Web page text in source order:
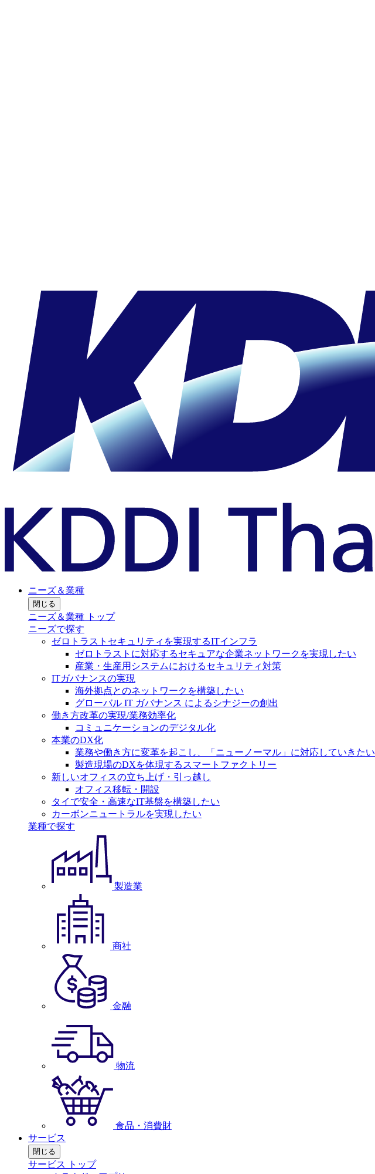
ニーズ＆業種
閉じる
ニーズ＆業種 トップ
ニーズで探す
ゼロトラストセキュリティを実現するITインフラ
ゼロトラストに対応するセキュアな企業ネットワークを実現したい
産業・生産用システムにおけるセキュリティ対策
ITガバナンスの実現
海外拠点とのネットワークを構築したい
グローバル IT ガバナンス によるシナジーの創出
働き方改革の実現/業務効率化
コミュニケーションのデジタル化
本業のDX化
業務や働き方に変革を起こし、「ニューノーマル」に対応していきたい
製造現場のDXを体現するスマートファクトリー
新しいオフィスの立ち上げ・引っ越し
オフィス移転・開設
タイで安全・高速なIT基盤を構築したい
カーボンニュートラルを実現したい
業種で探す
製造業
商社
金融
物流
食品・消費財
サービス
閉じる
サービス トップ